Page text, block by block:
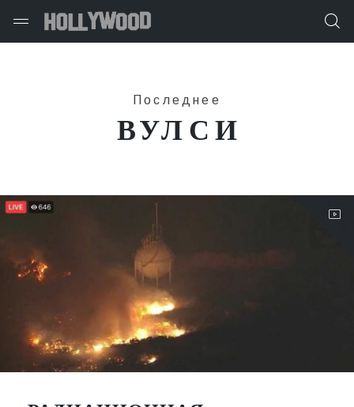
Последнее
ВУЛСИ